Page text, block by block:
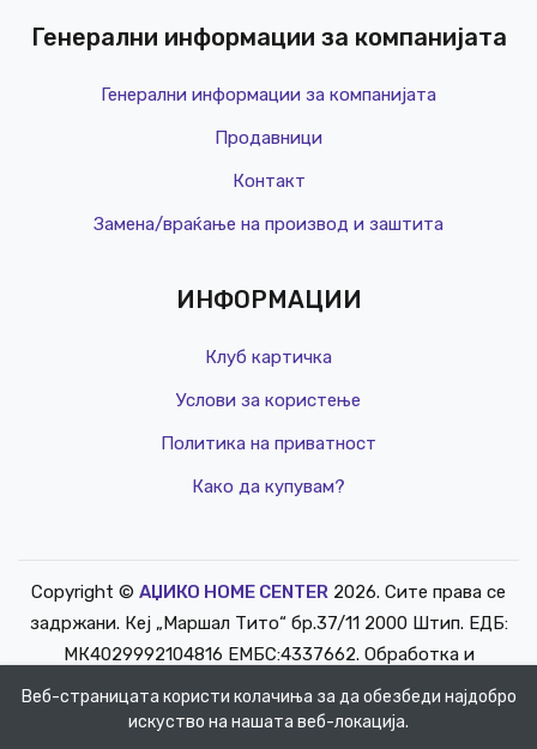
Генерални информации за компанијата
Генерални информации за компанијата
Продавници
Контакт
Замена/враќање на производ и заштита
ИНФОРМАЦИИ
Клуб картичка
Услови за користење
Политика на приватност
Како да купувам?
Copyright © АЏИКО HOME CENTER 2026. Сите права се
задржани. Кеј „Маршал Тито“ бр.37/11 2000 Штип. ЕДБ:
МК4029992104816 ЕМБС:4337662. Обработка и
info@mediasoft.mk.
РЕД.
КЛУБ
1,890
Веб-страницата користи колачиња за да обезбеди најдобро
искуство на нашата веб-локација.